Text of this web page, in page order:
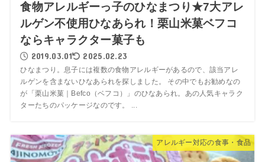
食物アレルギーっ子のひなまつり★7大アレ
ルゲン不使用ひなあられ！栗山米菓ベフコ
ならキャラクター菓子も
2019.03.01 2025.02.23
ひなまつり。息子には複数の食物アレルギーがあるので、該当アレ
ルゲンを含まないひなあられを探しました。 その中でもお勧めなの
が「栗山米菓｜Befco（ベフコ）」のひなあられ。あの人気キャラク
ターたちのパッケージなのです。 ...
アレルギー対応の食事・食品